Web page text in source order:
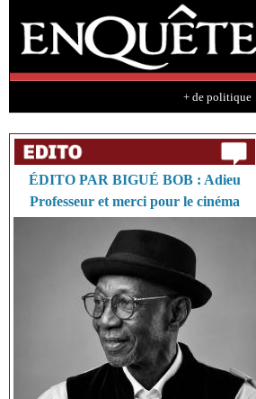
+ de politique
ÉDITO PAR BIGUÉ BOB : Adieu
Professeur et merci pour le cinéma